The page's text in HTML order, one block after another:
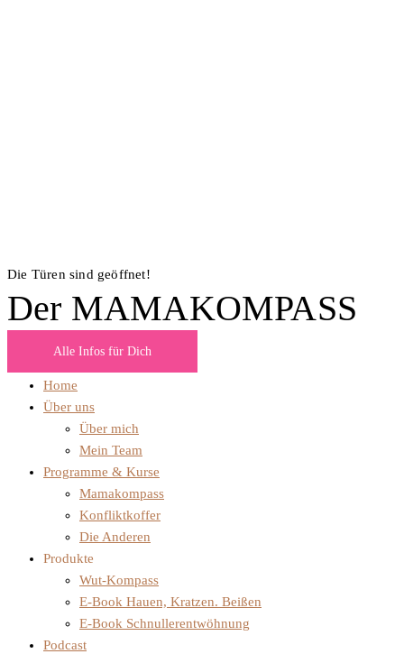
Die Türen sind geöffnet!
Der MAMAKOMPASS
Alle Infos für Dich
Home
Über uns
Über mich
Mein Team
Programme & Kurse
Mamakompass
Konfliktkoffer
Die Anderen
Produkte
Wut-Kompass
E-Book Hauen, Kratzen. Beißen
E-Book Schnullerentwöhnung
Podcast